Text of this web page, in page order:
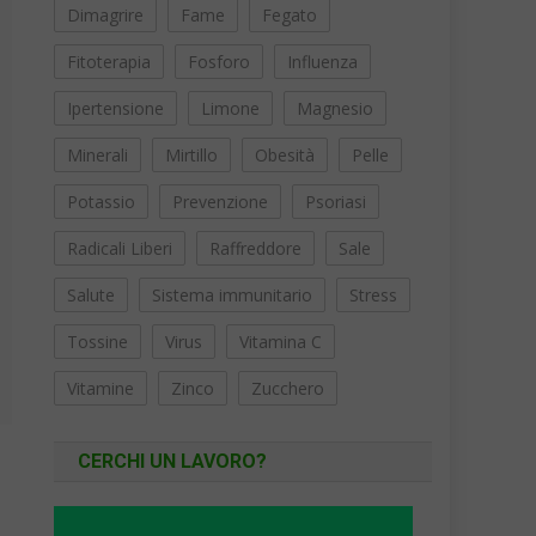
Dimagrire Fame Fegato
Fitoterapia Fosforo Influenza
Ipertensione Limone Magnesio
Minerali Mirtillo Obesità Pelle
Potassio Prevenzione Psoriasi
Radicali Liberi Raffreddore Sale
Salute Sistema immunitario Stress
Tossine Virus Vitamina C
Vitamine Zinco Zucchero
CERCHI UN LAVORO?